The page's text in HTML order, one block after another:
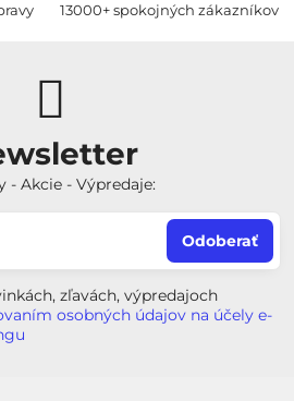
13000+ spokojných zákazníkov
- Akcie - Výpredaje:
Odoberať
zľavách, výpredajoch
osobných údajov na účely e-